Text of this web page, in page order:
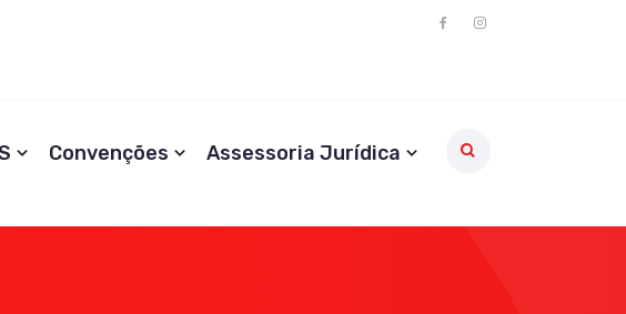
Convenções Assessoria Jurídica